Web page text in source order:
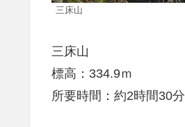
三床山
三床山
標高：334.9ｍ
所要時間：約2時間30分